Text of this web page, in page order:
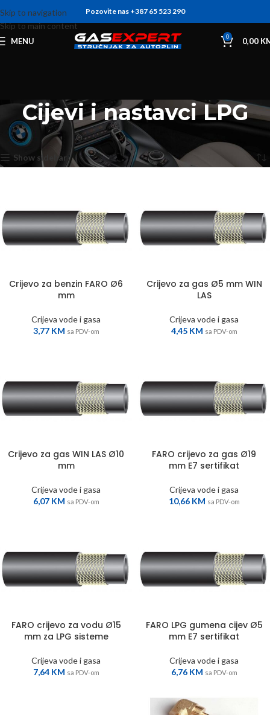
Skip to navigation
Skip to main content
Pozovite nas +387 65 523 290
MENU 0 0,00
Cijevi i nastavci LPG
Početna Cijevi i nastavci LPG
Show sidebar
Crijevo za benzin FARO Ø6
mm
Crijeva vode i gasa
3,77 KM sa PDV-om
Crijevo za gas Ø5 mm WIN
LAS
Crijeva vode i gasa
4,45 KM sa PDV-om
Crijevo za gas WIN LAS Ø10
mm
Crijeva vode i gasa
6,07 KM sa PDV-om
FARO crijevo za gas Ø19
mm E7 sertifikat
Crijeva vode i gasa
10,66 KM sa PDV-om
FARO crijevo za vodu Ø15
mm za LPG sisteme
Crijeva vode i gasa
7,64 KM sa PDV-om
FARO LPG gumena cijev Ø5
mm E7 sertifikat
Crijeva vode i gasa
6,76 KM sa PDV-om